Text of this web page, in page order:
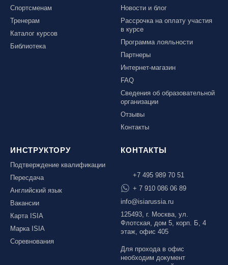
Спортсменам
Тренерам
Каталог курсов
Библиотека
Новости и блог
Рассрочка на оплату участия
в курсе
Программа лояльности
Партнеры
Интернет-магазин
FAQ
Сведения об образовательной
организации
Отзывы
Контакты
ИНСТРУКТОРУ
Подтверждение квалификации
Пересдача
Английский язык
Вакансии
Карта ISIA
Марка ISIA
Соревнования
КОНТАКТЫ
+7 495 989 70 51
+ 7 910 086 06 89
info@isiarussia.ru
125493, г. Москва, ул.
Флотская, дом 5, корп. Б, 4
этаж, офис 405
Для прохода в офис
необходим документ